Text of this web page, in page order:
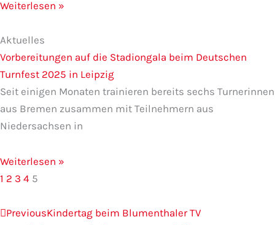
Weiterlesen »
Aktuelles
Vorbereitungen auf die Stadiongala beim Deutschen
Turnfest 2025 in Leipzig
Seit einigen Monaten trainieren bereits sechs Turnerinnen
aus Bremen zusammen mit Teilnehmern aus
Niedersachsen in
Weiterlesen »
1 2 3 4 5
Zurück
PreviousKindertag beim Blumenthaler TVNächster